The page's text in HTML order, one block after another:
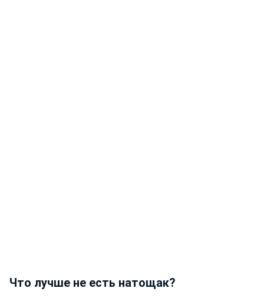
Что лучше не есть натощак?